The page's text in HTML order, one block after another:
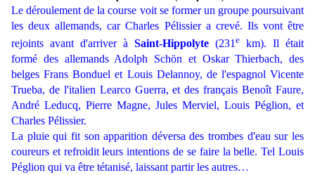
Le déroulement de la course voit se former un groupe poursuivant
les deux allemands, car Charles Pélissier a crevé. Ils vont être
rejoints avant d'arriver à Saint-Hippolyte (231 e km). Il était
formé des allemands Adolph Schön et Oskar Thierbach, des
belges Frans Bonduel et Louis Delannoy, de l'espagnol Vicente
Trueba, de l'italien Learco Guerra, et des français Benoît Faure,
André Leducq, Pierre Magne, Jules Merviel, Louis Péglion, et
Charles Pélissier.
La pluie qui fit son apparition déversa des trombes d'eau sur les
coureurs et refroidit leurs intentions de se faire la belle. Tel Louis
Péglion qui va être tétanisé, laissant partir les autres…